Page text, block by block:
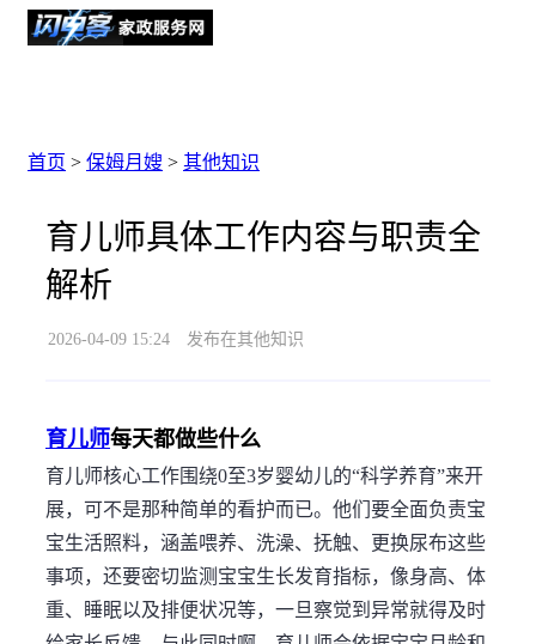
首页 > 保姆月嫂 > 其他知识
育儿师具体工作内容与职责全
解析
2026-04-09 15:24 发布在其他知识
育儿师每天都做些什么
育儿师核心工作围绕0至3岁婴幼儿的“科学养育”来开
展，可不是那种简单的看护而已。他们要全面负责宝
宝生活照料，涵盖喂养、洗澡、抚触、更换尿布这些
事项，还要密切监测宝宝生长发育指标，像身高、体
重、睡眠以及排便状况等，一旦察觉到异常就得及时